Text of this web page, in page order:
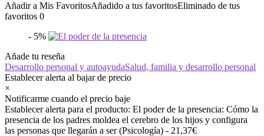
Añadir a Mis FavoritosAñadido a tus favoritosEliminado de tus
favoritos 0
- 5%
Añade tu reseña
Desarrollo personal y autoayudaSalud, familia y desarrollo personal
Establecer alerta al bajar de precio
×
Notificarme cuando el precio baje
Establecer alerta para el producto: El poder de la presencia: Cómo la
presencia de los padres moldea el cerebro de los hijos y configura
las personas que llegarán a ser (Psicología) - 21,37€